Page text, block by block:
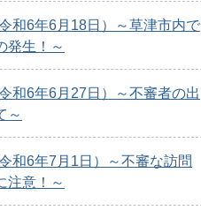
和6年6月18日）～草津市内で
発生！～
和6年6月27日）～不審者の出
～
和6年7月1日）～不審な訪問
注意！～